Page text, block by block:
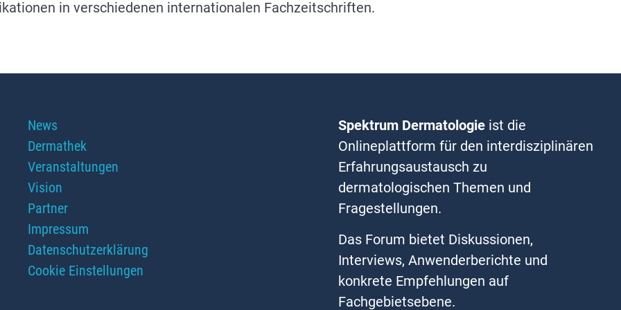
in verschiedenen internationalen Fachzeitschriften.
Navigation
überspringen
News
Dermathek
Veranstaltungen
Vision
Partner
Impressum
Datenschutzerklärung
Cookie Einstellungen
Spektrum Dermatologie ist die
Onlineplattform für den interdisziplinären
Erfahrungsaustausch zu
dermatologischen Themen und
Fragestellungen.
Das Forum bietet Diskussionen,
Interviews, Anwenderberichte und
konkrete Empfehlungen auf
Fachgebietsebene.